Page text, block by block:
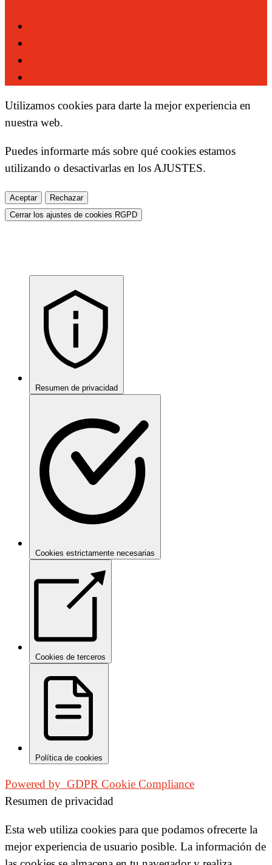
Utilizamos cookies para darte la mejor experiencia en
nuestra web.
Puedes informarte más sobre qué cookies estamos
utilizando o desactivarlas en los AJUSTES.
Aceptar
Rechazar
Cerrar los ajustes de cookies RGPD
Resumen de privacidad
Cookies estrictamente necesarias
Cookies de terceros
Política de cookies
Powered by GDPR Cookie Compliance
Resumen de privacidad
Esta web utiliza cookies para que podamos ofrecerte la
mejor experiencia de usuario posible. La información de